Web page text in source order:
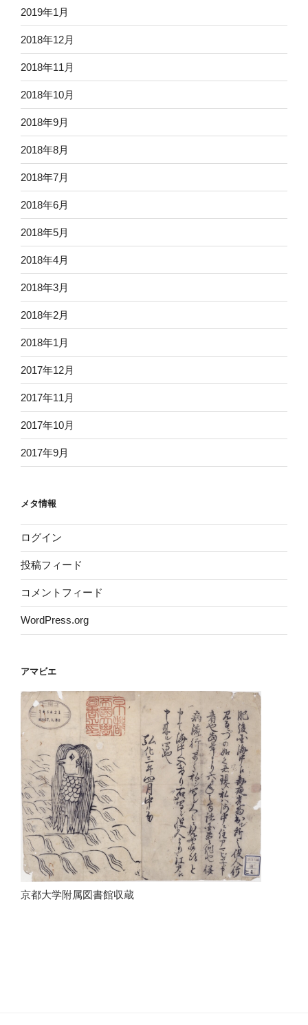
2019年1月
2018年12月
2018年11月
2018年10月
2018年9月
2018年8月
2018年7月
2018年6月
2018年5月
2018年4月
2018年3月
2018年2月
2018年1月
2017年12月
2017年11月
2017年10月
2017年9月
メタ情報
ログイン
投稿フィード
コメントフィード
WordPress.org
アマビエ
京都大学附属図書館収蔵